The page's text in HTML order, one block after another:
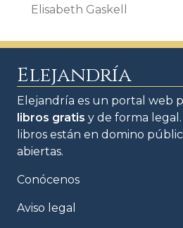
Elisabeth Gaskell
Elejandría
Elejandría es un portal web
libros gratis y de forma
libros están en domino
abiertas.
Conócenos
Aviso legal